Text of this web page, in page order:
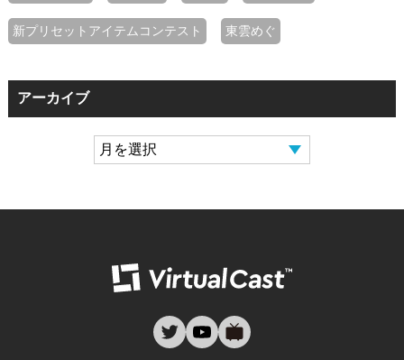
新プリセットアイテムコンテスト 東雲めぐ
アーカイブ
twitteryoutube